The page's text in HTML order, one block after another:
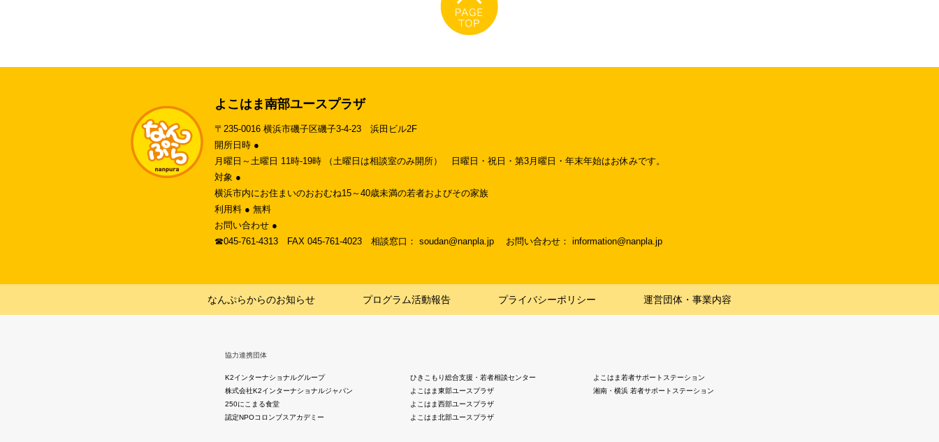
よこはま南部ユースプラザ
〒235-0016 横浜市磯子区磯子3-4-23 浜田ビル2F
開所日時 ●
月曜日～土曜日 11時-19時 （土曜日は相談室のみ開所）
日曜日・祝日・第3月曜日・年末年始はお休みです。
対象 ●
横浜市内にお住まいのおおむね15～40歳未満の若者およびその家族
利用料 ● 無料
お問い合わせ ●
☎︎045-761-4313 FAX 045-761-4023 相談窓口： soudan@nanpla.jp お問い合わせ： information@nanpla.jp
なんぷらからのお知らせ プログラム活動報告 プライバシーポリシー 運営団体・事業内容
協力連携団体
K2インターナショナルグループ
株式会社K2インターナショナルジャパン
250にこまる食堂
認定NPOコロンブスアカデミー
ひきこもり総合支援・若者相談センター
よこはま東部ユースプラザ
よこはま西部ユースプラザ
よこはま北部ユースプラザ
よこはま若者サポートステーション
湘南・横浜 若者サポートステーション